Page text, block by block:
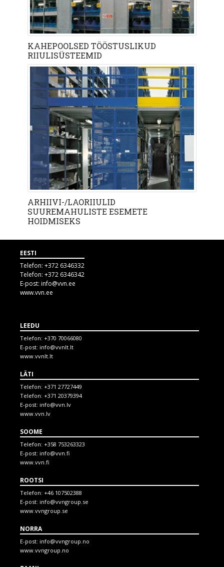
KAHEPOOLSED TÖÖSTUSLIKUD
RIIULISÜSTEEMID
ARHIIVI-/LAORIIULID
SUUREMAHULISTE ESEMETE
HOIDMISEKS
EESTI
Telefon: +372 6346332
Telefon: +372 6346342
E-post: info@vvn.ee
www.vvn.ee
LEEDU
Telefon: +370 70066080
E-post: info@vvnlt.lt
www.vvnlt.lt
LÄTI
Telefon: +371 27727449
Telefon: +371 20379394
E-post: info@vvn.lv
www.vvn.lv
SOOME
Telefon: +358 753263323
E-post: info@vvn.fi
www.vvn.fi
ROOTSI
Telefon: +46 107502388
E-post: info@vvngroup.se
www.vvngroup.se
NORRA
E-post: info@vvngroup.no
www.vvngroup.no